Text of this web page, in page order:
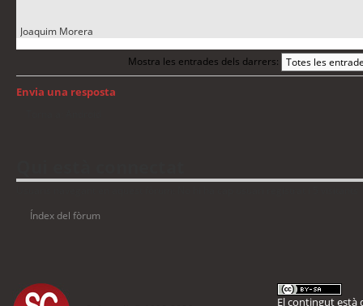
Joaquim Morera
Mostra les entrades dels darrers:
Envia una resposta
Índex del fòrum
El contingut està